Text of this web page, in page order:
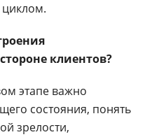
клиентов?
этапе важно
состояния, понять
зрелости,